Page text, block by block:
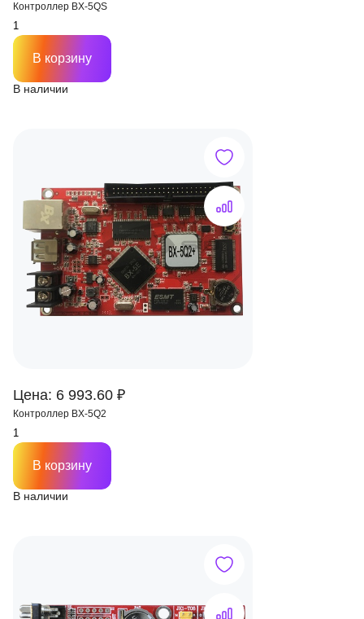
Контроллер BX-5QS
В наличии
В корзину
Цена: 6 993.60 ₽
Контроллер BX-5Q2
В наличии
В корзину